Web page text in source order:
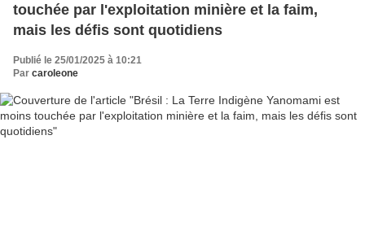
touchée par l'exploitation minière et la faim,
mais les défis sont quotidiens
Publié le 25/01/2025 à 10:21
Par caroleone